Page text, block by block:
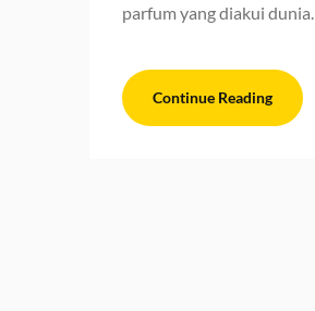
parfum yang diakui dunia.
Continue Reading